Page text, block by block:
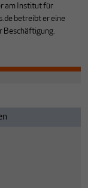
am Institut für
betreibt er eine
Beschäftigung.